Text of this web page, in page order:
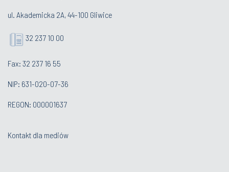
ul. Akademicka 2A, 44-100 Gliwice
32 237 10 00
Fax: 32 237 16 55
NIP: 631-020-07-36
REGON: 000001637
Kontakt dla mediów